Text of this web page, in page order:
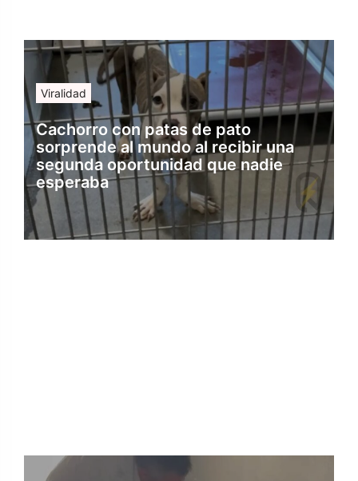
Viralidad
Cachorro con patas de pato
sorprende al mundo al recibir una
segunda oportunidad que nadie
esperaba